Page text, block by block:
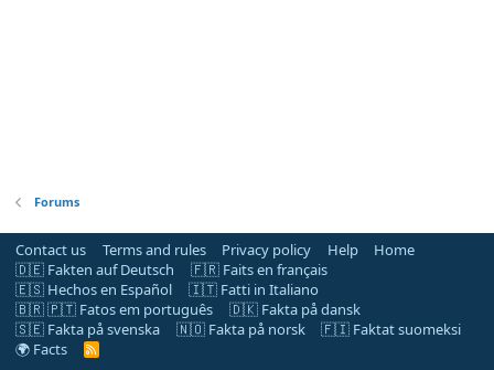
Forums
Contact us Terms and rules Privacy policy Help
Home
🇩🇪 Fakten auf Deutsch
🇫🇷 Faits en français
🇪🇸 Hechos en Español
🇮🇹 Fatti in Italiano
🇧🇷 🇵🇹 Fatos em português
🇩🇰 Fakta på dansk
🇸🇪 Fakta på svenska
🇳🇴 Fakta på norsk
🇫🇮 Faktat suomeksi
🌍 Facts
R